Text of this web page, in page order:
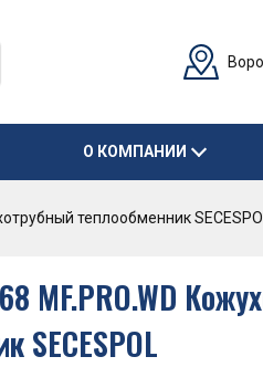
О КОМПАНИИ
теплообменник
MF.PRO.WD
SECESPOL